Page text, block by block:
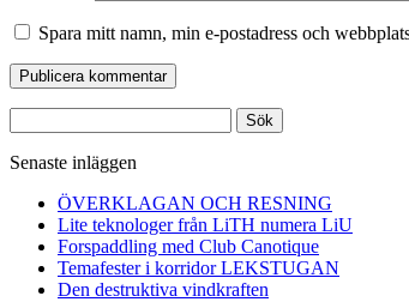
Spara mitt namn, min e-postadress och
efter:
Senaste inläggen
ÖVERKLAGAN OCH RESNING
Lite teknologer från LiTH numera LiU
Forspaddling med Club Canotique
Temafester i korridor LEKSTUGAN
Den destruktiva vindkraften